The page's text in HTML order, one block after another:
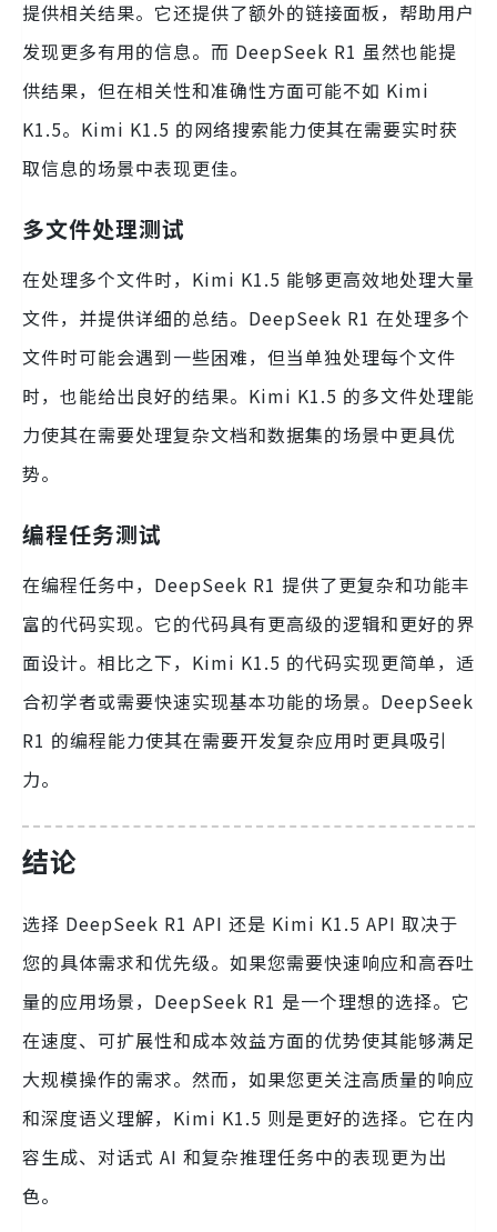
提供相关结果。它还提供了额外的链接面板，帮助用户
发现更多有用的信息。而 DeepSeek R1 虽然也能提
供结果，但在相关性和准确性方面可能不如 Kimi
K1.5。Kimi K1.5 的网络搜索能力使其在需要实时获
取信息的场景中表现更佳。
多文件处理测试
在处理多个文件时，Kimi K1.5 能够更高效地处理大量
文件，并提供详细的总结。DeepSeek R1 在处理多个
文件时可能会遇到一些困难，但当单独处理每个文件
时，也能给出良好的结果。Kimi K1.5 的多文件处理能
力使其在需要处理复杂文档和数据集的场景中更具优
势。
编程任务测试
在编程任务中，DeepSeek R1 提供了更复杂和功能丰
富的代码实现。它的代码具有更高级的逻辑和更好的界
面设计。相比之下，Kimi K1.5 的代码实现更简单，适
合初学者或需要快速实现基本功能的场景。DeepSeek
R1 的编程能力使其在需要开发复杂应用时更具吸引
力。
结论
选择 DeepSeek R1 API 还是 Kimi K1.5 API 取决于
您的具体需求和优先级。如果您需要快速响应和高吞吐
量的应用场景，DeepSeek R1 是一个理想的选择。它
在速度、可扩展性和成本效益方面的优势使其能够满足
大规模操作的需求。然而，如果您更关注高质量的响应
和深度语义理解，Kimi K1.5 则是更好的选择。它在内
容生成、对话式 AI 和复杂推理任务中的表现更为出
色。